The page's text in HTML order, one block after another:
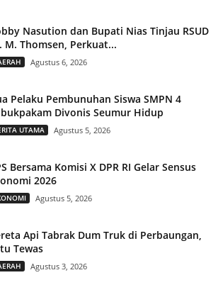
Nasution dan Bupati Nias Tinjau RSUD
M. Thomsen, Perkuat...
Agustus 6, 2026
Pelaku Pembunuhan Siswa SMPN 4
Divonis Seumur Hidup
UTAMA Agustus 5, 2026
Bersama Komisi X DPR RI Gelar Sensus
2026
Agustus 5, 2026
Api Tabrak Dum Truk di Perbaungan,
Tewas
Agustus 3, 2026